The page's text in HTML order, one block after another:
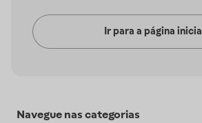
Ir para a página inicial
Navegue nas categorias